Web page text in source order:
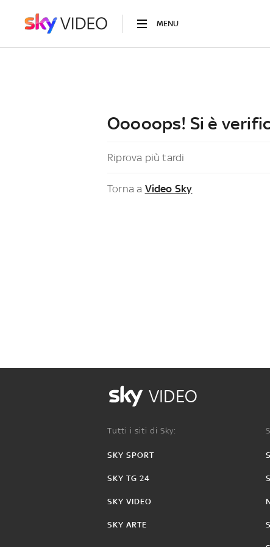
MENU
Ooooops! Si è
Riprova più tardi
Torna a Video Sky
VIDEO
Tutti i siti di Sky:
SKY SPORT
SKY TG 24
SKY VIDEO
SKY ARTE